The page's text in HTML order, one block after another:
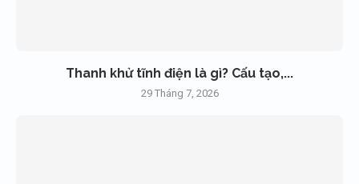
Thanh khử tĩnh điện là gì? Cấu tạo,...
29 Tháng 7, 2026